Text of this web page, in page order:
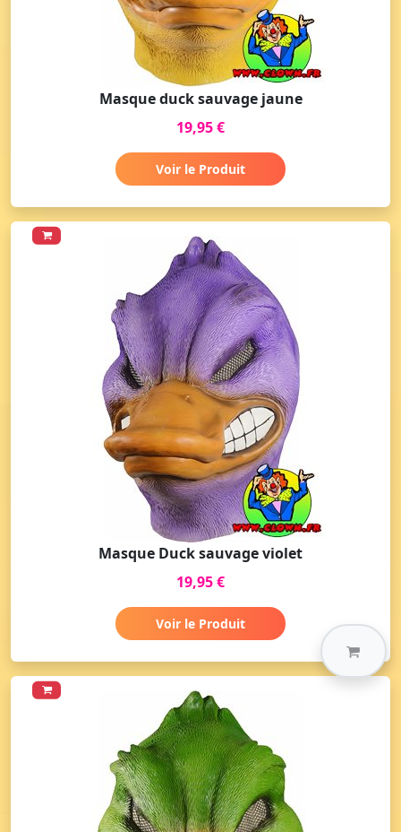
Masque duck sauvage jaune
19,95 €
Voir le Produit
Masque Duck sauvage violet
19,95 €
Voir le Produit